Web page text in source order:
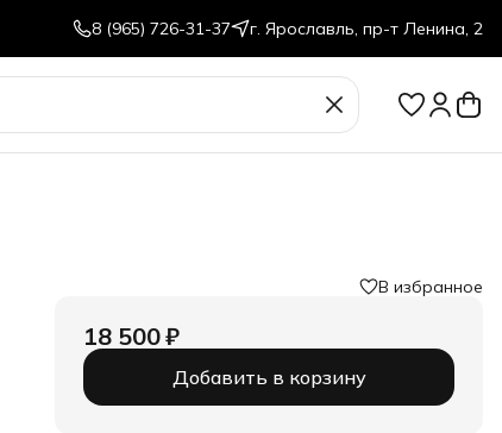
8 (965) 726-31-37 г. Ярославль, пр-т Ленина, 2
В избранное
18 500 ₽
Добавить в корзину